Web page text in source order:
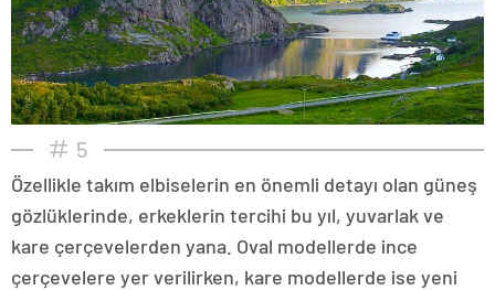
5
Özellikle takım elbiselerin en önemli detayı olan güneş
gözlüklerinde, erkeklerin tercihi bu yıl, yuvarlak ve
kare çerçevelerden yana. Oval modellerde ince
çerçevelere yer verilirken, kare modellerde ise yeni